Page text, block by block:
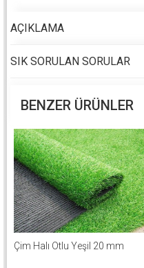
AÇIKLAMA
SIK SORULAN SORULAR
BENZER ÜRÜNLER
Çim Halı Otlu Yeşil 20 mm